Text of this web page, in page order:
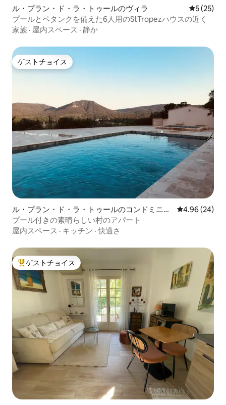
ル・プラン・ド・ラ・トゥールのヴィラ レビュー
5 (25)
プールとペタンクを備えた6人用のStTropezハウスの近く
家族 · 屋内スペース · 静か
ゲストチョイス
ゲストチョイス
ル・プラン・ド・ラ・トゥールのコンドミニア
ム
レビュー24
4.96 (24)
プール付きの素晴らしい村のアパート
屋内スペース · キッチン ·快適さ
大好評のゲストチョイスです。
ゲストチョイス